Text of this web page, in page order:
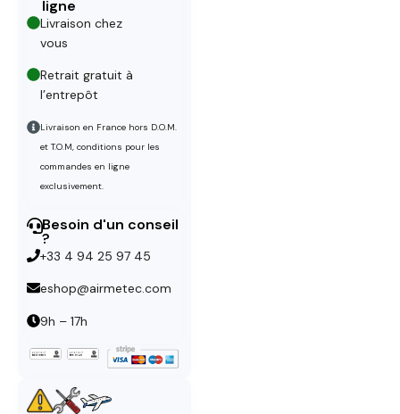
ligne
Livraison chez
vous
Retrait gratuit à
l’entrepôt
Livraison en France hors D.O.M.
et T.O.M, conditions pour les
commandes en ligne
exclusivement.
Besoin d'un conseil
?
+33 4 94 25 97 45
eshop@airmetec.com
9h – 17h